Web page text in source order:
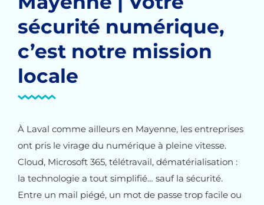
sécurité numérique,
c’est notre mission
locale
À Laval comme ailleurs en Mayenne, les entreprises
ont pris le virage du numérique à pleine vitesse.
Cloud, Microsoft 365, télétravail, dématérialisation :
la technologie a tout simplifié… sauf la sécurité.
Entre un mail piégé, un mot de passe trop facile ou